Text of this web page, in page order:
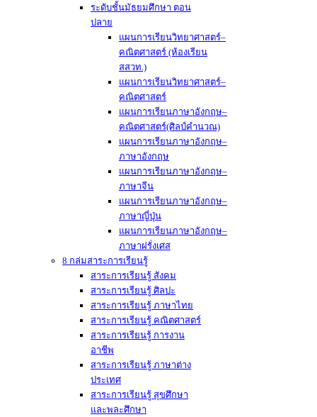
ระดับชั้นมัธยมศึกษา ตอน
ปลาย
แผนการเรียนวิทยาศาสตร์–
คณิตศาสตร์ (ห้องเรียน
สสวท.)
แผนการเรียนวิทยาศาสตร์–
คณิตศาสตร์
แผนการเรียนภาษาอังกฤษ–
คณิตศาสตร์(ศิลป์คำนวณ)
แผนการเรียนภาษาอังกฤษ–
ภาษาอังกฤษ
แผนการเรียนภาษาอังกฤษ–
ภาษาจีน
แผนการเรียนภาษาอังกฤษ–
ภาษาญี่ปุ่น
แผนการเรียนภาษาอังกฤษ–
ภาษาฝรั่งเศส
8 กล่มสาระการเรียนรู้
สาระการเรียนรู้ สังคม
สาระการเรียนรู้ ศิลปะ
สาระการเรียนรู้ ภาษาไทย
สาระการเรียนรู้ คณิตศาสตร์
สาระการเรียนรู้ การงาน
อาชีพ
สาระการเรียนรู้ ภาษาต่าง
ประเทศ
สาระการเรียนรู้ สุขศึกษา
และพละศึกษา